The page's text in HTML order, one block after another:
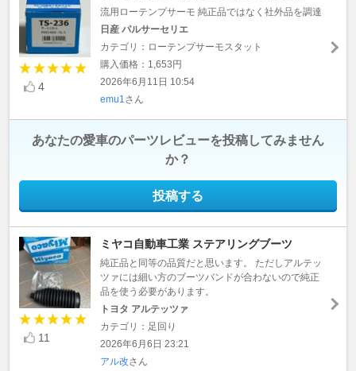
4
流用ローテンプサーモ 純正品ではなく社外品を調達
日産 パルサーセリエ
カテゴリ：ローテンプサーモスタット
購入価格：1,653円
2026年6月11日 10:54
emu1 さん
あなたの愛車のパーツレビューを投稿してみません
か？
投稿する
11
ミヤコ自動車工業 ステアリングブーツ
純正品と同等の品質だと思います。 ただしアルテッ
ツァには細い方のブーツバンドが合わないので純正
品を使う必要があります。
トヨタ アルテッツァ
カテゴリ：足回り
2026年6月6日 23:21
アル改さん